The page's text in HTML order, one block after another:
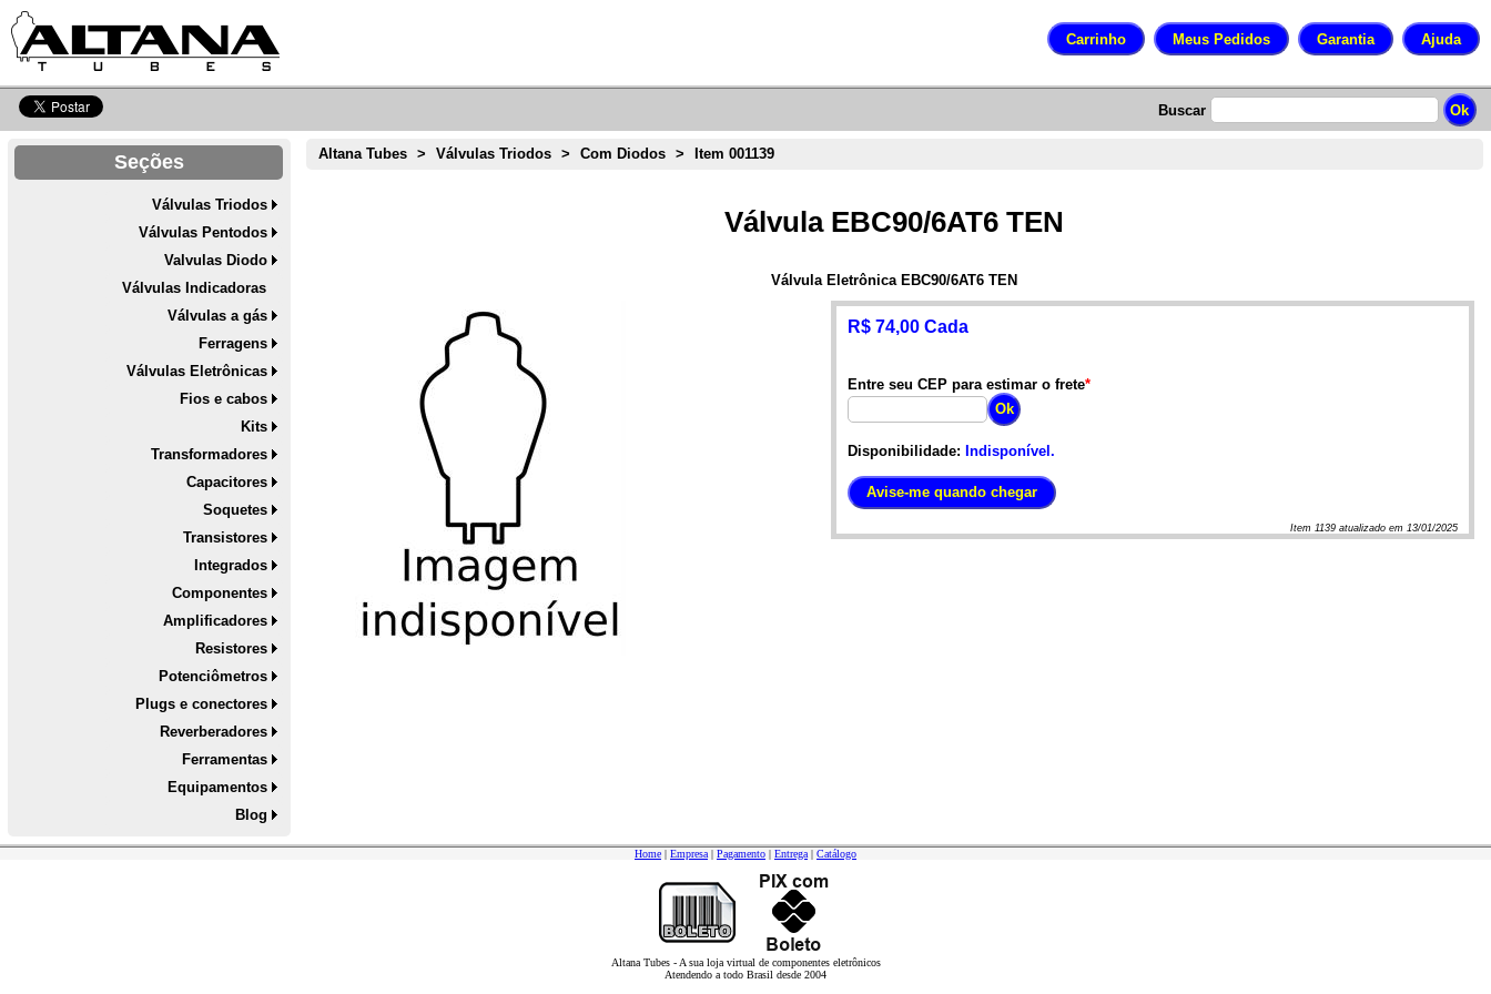
Buscar
Seções
Válvulas Triodos
Válvulas Pentodos
Valvulas Diodo
Válvulas Indicadoras
Válvulas a gás
Ferragens
Válvulas Eletrônicas
Fios e cabos
Kits
Transformadores
Capacitores
Soquetes
Transistores
Integrados
Componentes
Amplificadores
Resistores
Potenciômetros
Plugs e conectores
Reverberadores
Ferramentas
Equipamentos
Blog
Altana Tubes > Válvulas Triodos > Com Diodos > Item 001139
Válvula EBC90/6AT6 TEN
Válvula Eletrônica EBC90/6AT6 TEN
R$ 74,00 Cada
Entre seu CEP para estimar o frete*
Disponibilidade: Indisponível.
Item 1139 atualizado em 13/01/2025
Home | Empresa | Pagamento | Entrega | Catálogo
Altana Tubes - A sua loja virtual de componentes eletrônicos
Atendendo a todo Brasil desde 2004